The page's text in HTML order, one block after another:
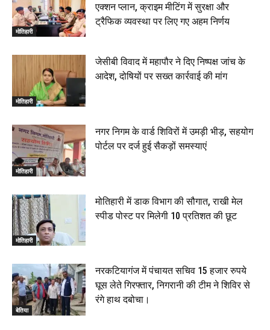
मोतिहारी
एक्शन प्लान, क्राइम मीटिंग में सुरक्षा और
ट्रैफिक व्यवस्था पर लिए गए अहम निर्णय
मोतिहारी
जेसीबी विवाद में महापौर ने दिए निष्पक्ष जांच के
आदेश, दोषियों पर सख्त कार्रवाई की मांग
मोतिहारी
नगर निगम के वार्ड शिविरों में उमड़ी भीड़, सहयोग
पोर्टल पर दर्ज हुई सैकड़ों समस्याएं
मोतिहारी
मोतिहारी में डाक विभाग की सौगात, राखी मेल
स्पीड पोस्ट पर मिलेगी 10 प्रतिशत की छूट
बेतिया
नरकटियागंज में पंचायत सचिव 15 हजार रुपये
घूस लेते गिरफ्तार, निगरानी की टीम ने शिविर से
रंगे हाथ दबोचा।